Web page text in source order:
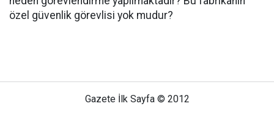
özel güvenlik görevlisi yok mudur?
Gazete İlk Sayfa © 2012